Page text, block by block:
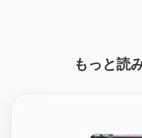
もっと読